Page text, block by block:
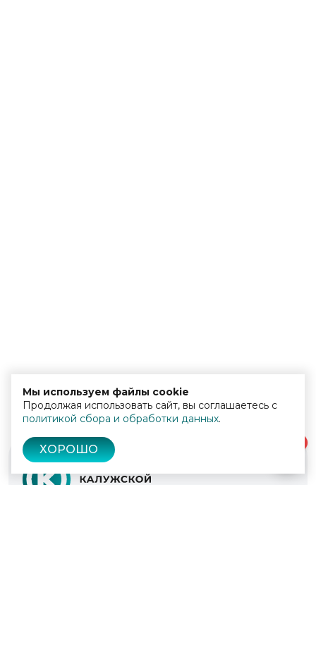
Мы используем файлы cookie
Продолжая использовать сайт, вы соглашаетесь с
политикой сбора и обработки данных.
ХОРОШО